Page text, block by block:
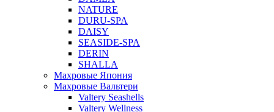
NATURE
DURU-SPA
DAISY
SEASIDE-SPA
DERIN
SHALLA
Махровые Япония
Махровые Вальтери
Valtery Seashells
Valtery Wellness